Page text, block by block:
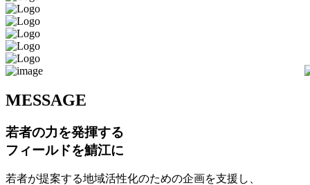
MESSAGE
若者の力を発揮する
フィールドを鯖江に
若者が提案する地域活性化のための企画を支援し、